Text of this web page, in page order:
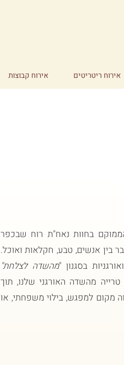
אירוח ריטריטים אירוח קבוצות
בחוות נאח"ת רוח שבכפר
בין אנשים, טבע, חקלאות ואוכל.
בסגנון "מהשדה לצלחת"
מהשדה האורגני שלנו, תוך
מקום למפגש, בילוי משפחתי, או